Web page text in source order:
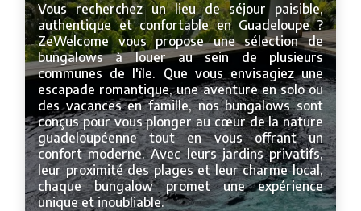
Vous recherchez un lieu de séjour paisible,
authentique et confortable en Guadeloupe ?
ZeWelcome vous propose une sélection de
bungalows à louer au sein de plusieurs
communes de l'île. Que vous envisagiez une
escapade romantique, une aventure en solo ou
des vacances en famille, nos bungalows sont
conçus pour vous plonger au cœur de la nature
guadeloupéenne tout en vous offrant un
confort moderne. Avec leurs jardins privatifs,
leur proximité des plages et leur charme local,
chaque bungalow promet une expérience
unique et inoubliable.